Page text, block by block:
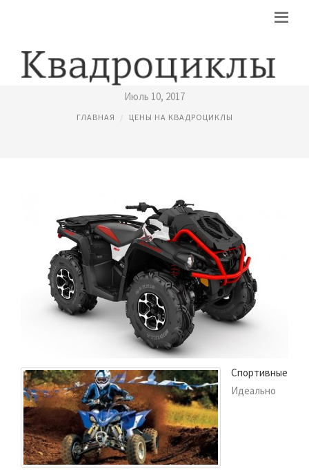
СПОРТИВНЫЕ КВАДРОЦИКЛЫ ЦЕНЫ
Июль 10, 2017
ГЛАВНАЯ ЦЕНЫ НА КВАДРОЦИКЛЫ
Спортивные
Идеально